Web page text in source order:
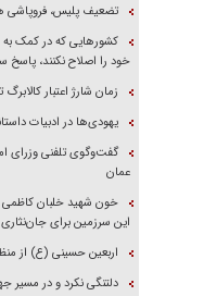
تضعیف پلیس، فروپاشی
کشور‌هایی که در کمک به
خود را اصلاح نکنند،
زمان شارژ اعتبار کالابرگ
یهودی‌ها در ادبیات
گفت‌وگوی تلفنی وزرای
عمان
خون شهید خلبان کاظمی
این سرزمین برای
اربعین حسینی (ع) از
دلتنگی نکرد و در مسیر